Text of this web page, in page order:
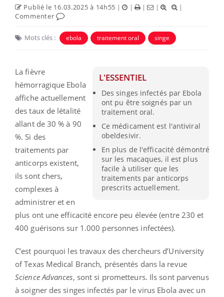
Publié le 16.03.2025 à 14h55 | | | |
|
Commenter
Mots clés : ebola traitement oral singe
L'ESSENTIEL
Des singes infectés par Ebola
ont pu être soignés par un
traitement oral.
Ce médicament est l'antiviral
obeldesivir.
En plus de l'efficacité démontré
sur les macaques, il est plus
facile à utiliser que les
traitements par anticorps
prescrits actuellement.
La fièvre
hémorragique Ebola
affiche actuellement
des taux de létalité
allant de 30 % à 90
%. Si des
traitements par
anticorps existent,
ils sont chers,
complexes à
administrer et en
plus ont une efficacité encore peu élevée (entre 230 et
400 guérisons sur 1.000 personnes infectées).
C’est pourquoi les travaux des chercheurs d’University
of Texas Medical Branch, présentés dans la revue
Science Advances, sont si prometteurs. Ils sont parvenus
à soigner des singes infectés par le virus Ebola avec un